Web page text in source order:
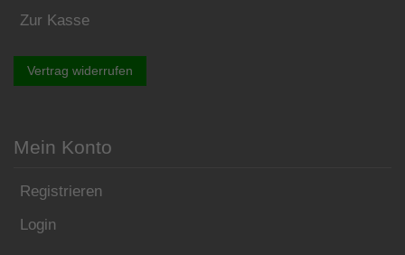
Zur Kasse
Vertrag widerrufen
Mein Konto
Registrieren
Login